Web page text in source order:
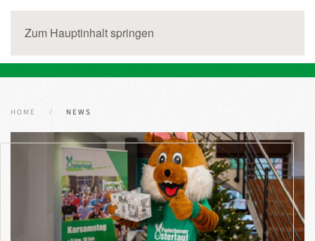
Zum Hauptinhalt springen
HOME NEWS